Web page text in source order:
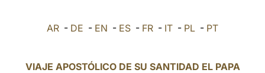
POLSKI
AR - DE - EN - ES - FR - IT - PL - PT
VIAJE APOSTÓLICO DE SU SANTIDAD EL PAPA